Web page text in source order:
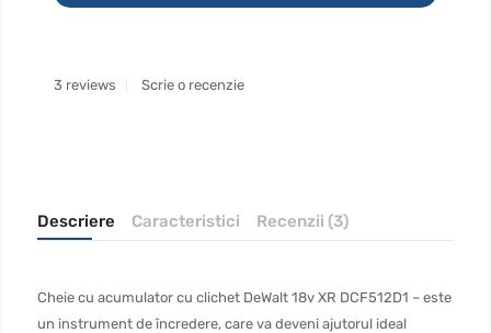
3 reviews Scrie o recenzie
Descriere Caracteristici Recenzii (3)
Cheie cu acumulator cu clichet DeWalt 18v XR DCF512D1 – este
un instrument de încredere, care va deveni ajutorul ideal